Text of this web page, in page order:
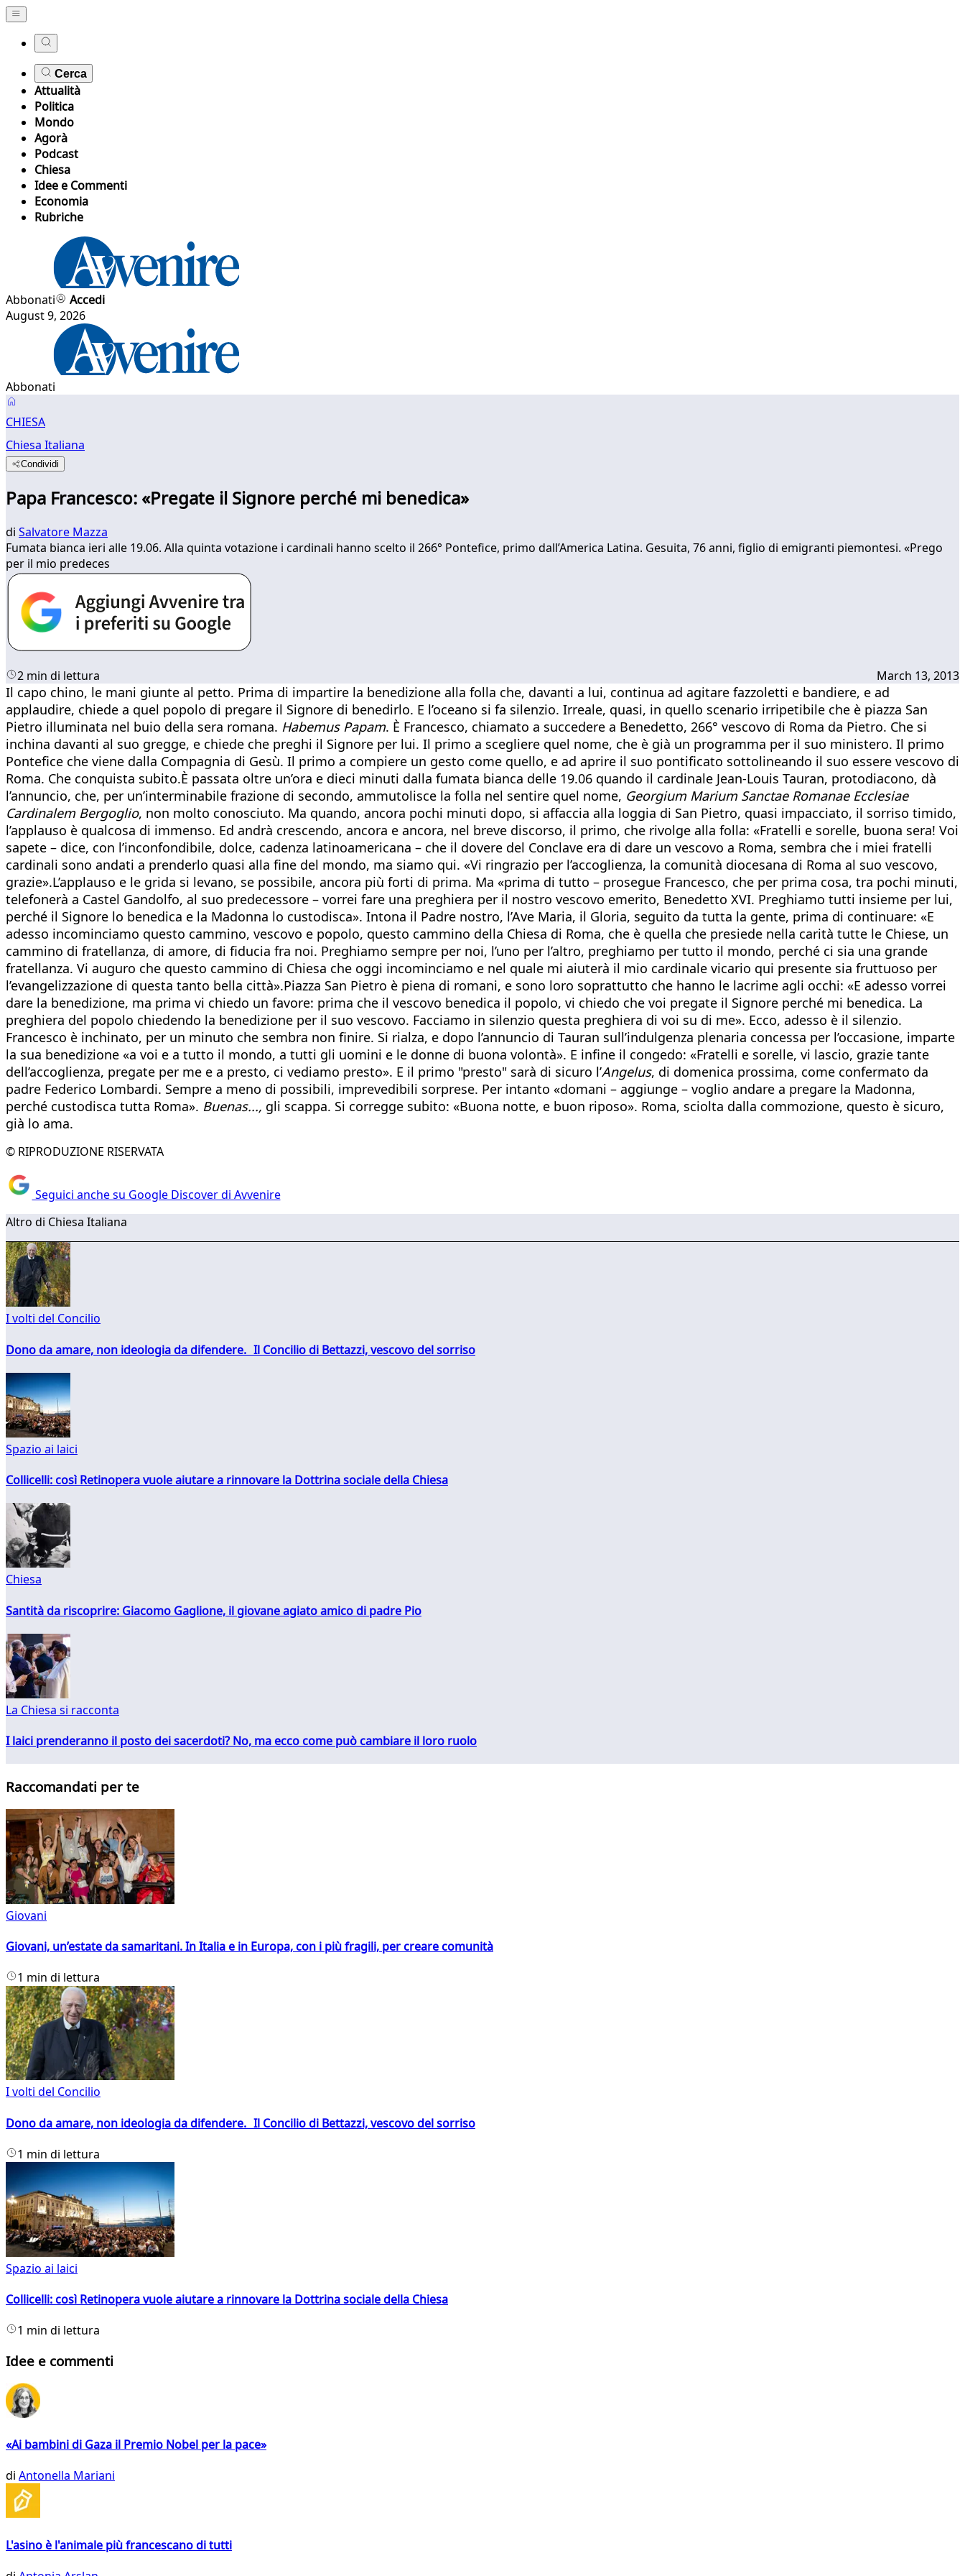
Cerca
Attualità
Politica
Mondo
Agorà
Podcast
Chiesa
Idee e Commenti
Economia
Rubriche
Abbonati
Accedi
August 9, 2026
Abbonati
CHIESA
Chiesa Italiana
Condividi
Papa Francesco: «Pregate il Signore perché mi benedica»
di Salvatore Mazza
Fumata bianca ieri alle 19.06. Alla quinta votazione i cardinali hanno scelto il 266° Pontefice, primo dall’America Latina. Gesuita, 76 anni, figlio di emigranti piemontesi. «Prego
per il mio predeces
2 min di lettura March 13, 2013
Il capo chino, le mani giunte al petto. Prima di impartire la benedizione alla folla che, davanti a lui, continua ad agitare fazzoletti e bandiere, e ad
applaudire, chiede a quel popolo di pregare il Signore di benedirlo. E l’oceano si fa silenzio. Irreale, quasi, in quello scenario irripetibile che è piazza San
Pietro illuminata nel buio della sera romana. Habemus Papam. È Francesco, chiamato a succedere a Benedetto, 266° vescovo di Roma da Pietro. Che si
inchina davanti al suo gregge, e chiede che preghi il Signore per lui. Il primo a scegliere quel nome, che è già un programma per il suo ministero. Il primo
Pontefice che viene dalla Compagnia di Gesù. Il primo a compiere un gesto come quello, e ad aprire il suo pontificato sottolineando il suo essere vescovo di
Roma. Che conquista subito.È passata oltre un’ora e dieci minuti dalla fumata bianca delle 19.06 quando il cardinale Jean-Louis Tauran, protodiacono, dà
l’annuncio, che, per un’interminabile frazione di secondo, ammutolisce la folla nel sentire quel nome, Georgium Marium Sanctae Romanae Ecclesiae
Cardinalem Bergoglio, non molto conosciuto. Ma quando, ancora pochi minuti dopo, si affaccia alla loggia di San Pietro, quasi impacciato, il sorriso timido,
l’applauso è qualcosa di immenso. Ed andrà crescendo, ancora e ancora, nel breve discorso, il primo, che rivolge alla folla: «Fratelli e sorelle, buona sera! Voi
sapete – dice, con l’inconfondibile, dolce, cadenza latinoamericana – che il dovere del Conclave era di dare un vescovo a Roma, sembra che i miei fratelli
cardinali sono andati a prenderlo quasi alla fine del mondo, ma siamo qui. «Vi ringrazio per l’accoglienza, la comunità diocesana di Roma al suo vescovo,
grazie».L’applauso e le grida si levano, se possibile, ancora più forti di prima. Ma «prima di tutto – prosegue Francesco, che per prima cosa, tra pochi minuti,
telefonerà a Castel Gandolfo, al suo predecessore – vorrei fare una preghiera per il nostro vescovo emerito, Benedetto XVI. Preghiamo tutti insieme per lui,
perché il Signore lo benedica e la Madonna lo custodisca». Intona il Padre nostro, l’Ave Maria, il Gloria, seguito da tutta la gente, prima di continuare: «E
adesso incominciamo questo cammino, vescovo e popolo, questo cammino della Chiesa di Roma, che è quella che presiede nella carità tutte le Chiese, un
cammino di fratellanza, di amore, di fiducia fra noi. Preghiamo sempre per noi, l’uno per l’altro, preghiamo per tutto il mondo, perché ci sia una grande
fratellanza. Vi auguro che questo cammino di Chiesa che oggi incominciamo e nel quale mi aiuterà il mio cardinale vicario qui presente sia fruttuoso per
l’evangelizzazione di questa tanto bella città».Piazza San Pietro è piena di romani, e sono loro soprattutto che hanno le lacrime agli occhi: «E adesso vorrei
dare la benedizione, ma prima vi chiedo un favore: prima che il vescovo benedica il popolo, vi chiedo che voi pregate il Signore perché mi benedica. La
preghiera del popolo chiedendo la benedizione per il suo vescovo. Facciamo in silenzio questa preghiera di voi su di me». Ecco, adesso è il silenzio.
Francesco è inchinato, per un minuto che sembra non finire. Si rialza, e dopo l’annuncio di Tauran sull’indulgenza plenaria concessa per l’occasione, imparte
la sua benedizione «a voi e a tutto il mondo, a tutti gli uomini e le donne di buona volontà». E infine il congedo: «Fratelli e sorelle, vi lascio, grazie tante
dell’accoglienza, pregate per me e a presto, ci vediamo presto». E il primo "presto" sarà di sicuro l’Angelus, di domenica prossima, come confermato da
padre Federico Lombardi. Sempre a meno di possibili, imprevedibili sorprese. Per intanto «domani – aggiunge – voglio andare a pregare la Madonna,
perché custodisca tutta Roma». Buenas..., gli scappa. Si corregge subito: «Buona notte, e buon riposo». Roma, sciolta dalla commozione, questo è sicuro,
già lo ama.
© RIPRODUZIONE RISERVATA
Seguici anche su Google Discover di Avvenire
Altro di Chiesa Italiana
I volti del Concilio
Dono da amare, non ideologia da difendere. Il Concilio di Bettazzi, vescovo del sorriso
Spazio ai laici
Collicelli: così Retinopera vuole aiutare a rinnovare la Dottrina sociale della Chiesa
Chiesa
Santità da riscoprire: Giacomo Gaglione, il giovane agiato amico di padre Pio
La Chiesa si racconta
I laici prenderanno il posto dei sacerdoti? No, ma ecco come può cambiare il loro ruolo
Raccomandati per te
Giovani
Giovani, un’estate da samaritani. In Italia e in Europa, con i più fragili, per creare comunità
1 min di lettura
I volti del Concilio
Dono da amare, non ideologia da difendere. Il Concilio di Bettazzi, vescovo del sorriso
1 min di lettura
Spazio ai laici
Collicelli: così Retinopera vuole aiutare a rinnovare la Dottrina sociale della Chiesa
1 min di lettura
Idee e commenti
«Ai bambini di Gaza il Premio Nobel per la pace»
di Antonella Mariani
L'asino è l'animale più francescano di tutti